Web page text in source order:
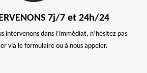
7j/7 et 24h/24
intervenons dans l’immédiat, n’hésitez pas
via le formulaire ou à nous appeler.